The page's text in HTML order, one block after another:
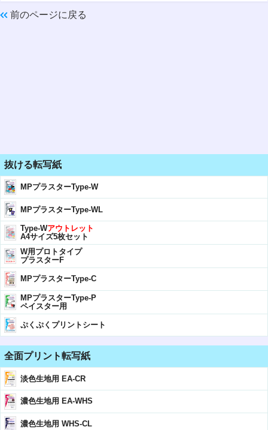
前のページに戻る
抜ける転写紙
MPプラスターType-W
MPプラスターType-WL
Type-Wアウトレット
A4サイズ5枚セット
W用プロトタイプ
プラスターF
MPプラスターType-C
MPプラスターType-P
ペイスター用
ぷくぷくプリントシート
全面プリント転写紙
淡色生地用 EA-CR
濃色生地用 EA-WHS
濃色生地用 WHS-CL